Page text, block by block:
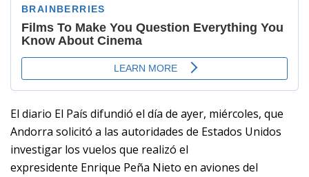
El diario El País difundió el día de ayer, miércoles, que
Andorra solicitó a las autoridades de Estados Unidos
investigar los vuelos que realizó el
expresidente Enrique Peña Nieto en aviones del